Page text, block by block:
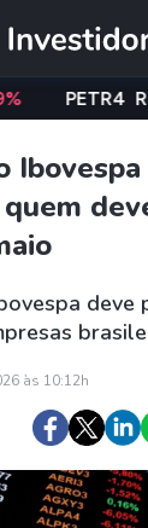
PETR4 R$
deve
às 10:12h